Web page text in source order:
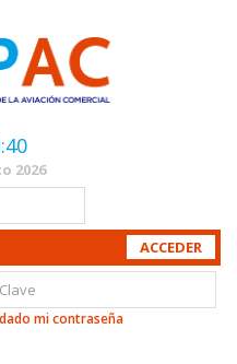
2026
mi contraseña